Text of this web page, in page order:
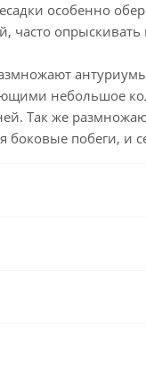
особенно
часто
небольшое
Так же
боковые побеги, и